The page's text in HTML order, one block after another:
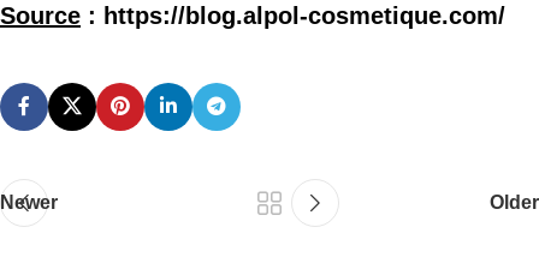
Source : https://blog.alpol-cosmetique.com/
Newer Older